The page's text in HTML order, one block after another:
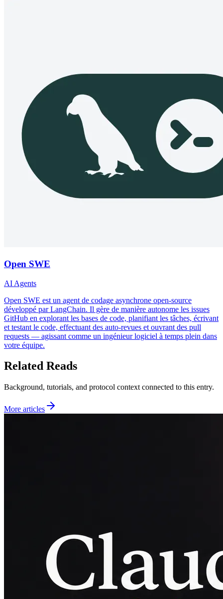
Open SWE
AI Agents
Open SWE est un agent de codage asynchrone open-source
développé par LangChain. Il gère de manière autonome les issues
GitHub en explorant les bases de code, planifiant les tâches, écrivant
et testant le code, effectuant des auto-revues et ouvrant des pull
requests — agissant comme un ingénieur logiciel à temps plein dans
votre équipe.
Related Reads
Background, tutorials, and protocol context connected to this entry.
More articles